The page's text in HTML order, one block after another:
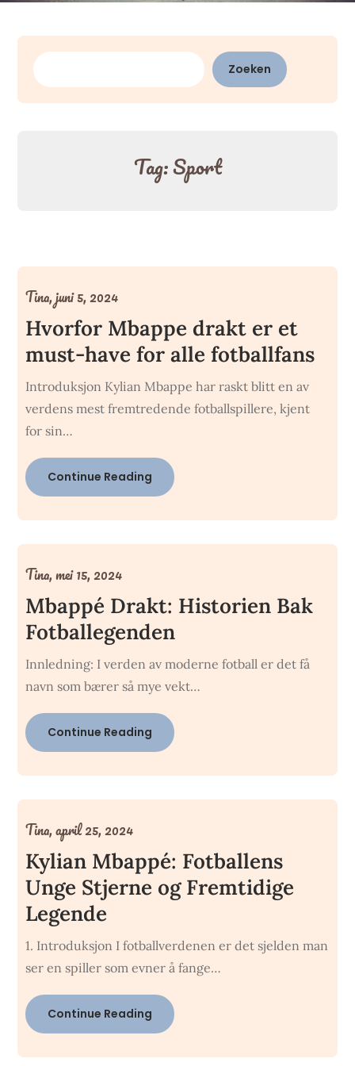
Zoeken
Zoeken
Tag:Sport
Hvorfor Mbappe drakt er et
must-have for alle fotballfans
Tina,juni 5, 2024
Introduksjon Kylian Mbappe har raskt blitt en av
verdens mest fremtredende fotballspillere, kjent
for sin…
Continue Reading
Mbappé Drakt: Historien Bak
Fotballegenden
Tina,mei 15, 2024
Innledning: I verden av moderne fotball er det få
navn som bærer så mye vekt…
Continue Reading
Kylian Mbappé: Fotballens
Unge Stjerne og Fremtidige
Legende
Tina,april 25, 2024
1. Introduksjon I fotballverdenen er det sjelden man
ser en spiller som evner å fange…
Continue Reading